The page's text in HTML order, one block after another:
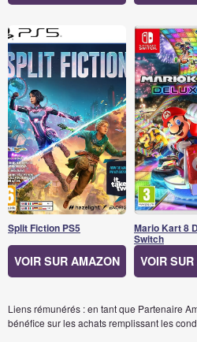
Split Fiction PS5
VOIR SUR AMAZON
Mario Kart 8
Switch
VOIR
Liens rémunérés : en tant que Partenaire
bénéfice sur les achats remplissant les